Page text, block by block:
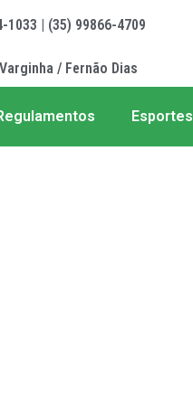
1033 | (35) 99866-4709
/ Fernão Dias
Esportes